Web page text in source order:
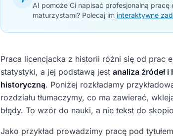
AI pomoże Ci napisać profesjonalną
maturzystami? Polecaj im interaktywne
Praca licencjacka z historii różni się od prac
statystyki, a jej podstawą jest analiza źródeł
historyczną. Poniżej rozkładamy
rozdziału tłumaczymy, co ma zawierać,
błędy. To wzór do nauki, a nie tekst do
Jako przykład prowadzimy pracę pod tytułem